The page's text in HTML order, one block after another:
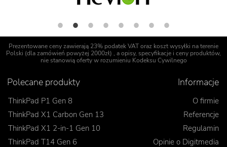
Prezentowane ceny zawierają 23% podatek VAT oraz koszt wysyłki na terenie
Polski (dla zamówień powyżej 2000zł) , a opisy, specyfikacje i ceny produktów,
nie stanowią oferty w rozumieniu Kodeksu Cywilnego
Polecane produkty
ThinkPad P1 Gen 8
ThinkPad X1 Carbon Gen 13
ThinkPad X1 2-in-1 Gen 10
ThinkPad T14 Gen 6
Informacje
O firmie
Referencje
Regulamin
Opinie o Digitmedia